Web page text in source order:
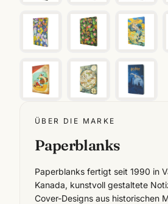
ÜBER DIE MARKE
Paperblanks
Paperblanks fertigt seit 1990 in
Kanada, kunstvoll gestaltete
Cover-Designs aus historischen